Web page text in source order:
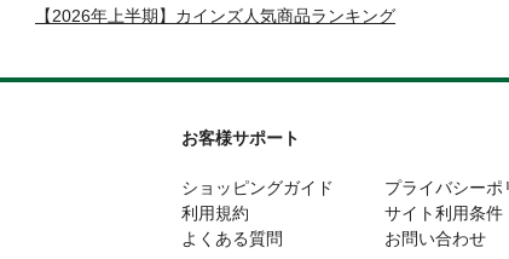
【2026年上半期】カインズ人気商品ランキング
お客様サポート
ショッピングガイド
利用規約
よくある質問
プライバシーポ
サイト利用条件
お問い合わせ